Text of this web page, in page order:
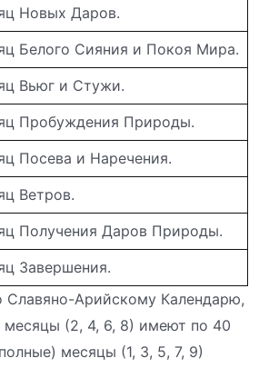
Новых Даров.
Белого Сияния и Покоя Мира.
Вьюг и Стужи.
Пробуждения Природы.
Посева и Наречения.
Ветров.
Получения Даров Природы.
Завершения.
Славяно-Арийскому Календарю,
месяцы (2, 4, 6, 8) имеют по 40
месяцы (1, 3, 5, 7, 9)